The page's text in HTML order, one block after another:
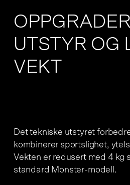
UTSTYR OG
VEKT
Det tekniske utstyret
kombinerer sportslighet,
Vekten er redusert med 4 kg
standard Monster-modell.